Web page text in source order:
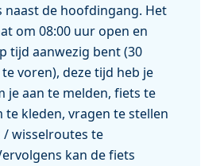
naast de hoofdingang. Het
om 08:00 uur open en
tijd aanwezig bent (30
voren), deze tijd heb je
je aan te melden, fiets te
te kleden, vragen te stellen
/ wisselroutes te
kan de fiets